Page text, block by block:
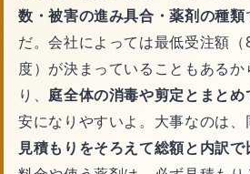
数・被害の進み具合・薬剤の種類
だ。会社によっては最低受注額
度）が決まっていることもあるか
り、 庭全体の消毒や剪定とまとめ
安になりやすいよ。大事なのは、
見積もりをそろえて総額と内訳で